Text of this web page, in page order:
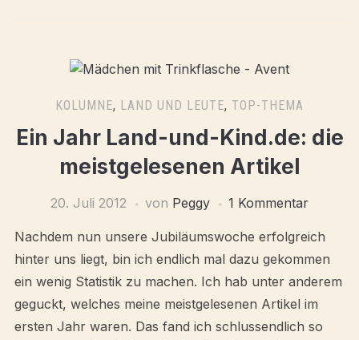
KOLUMNE, LAND UND LEUTE, TOP-THEMA
Ein Jahr Land-und-Kind.de: die
meistgelesenen Artikel
20. Juli 2012 von Peggy 1 Kommentar
Nachdem nun unsere Jubiläumswoche erfolgreich
hinter uns liegt, bin ich endlich mal dazu gekommen
ein wenig Statistik zu machen. Ich hab unter anderem
geguckt, welches meine meistgelesenen Artikel im
ersten Jahr waren. Das fand ich schlussendlich so